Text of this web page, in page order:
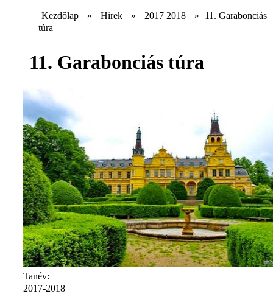
Kezdőlap » Hirek » 2017 2018 »
11. Garabonciás
túra
11. Garabonciás túra
Tanév:
2017-2018